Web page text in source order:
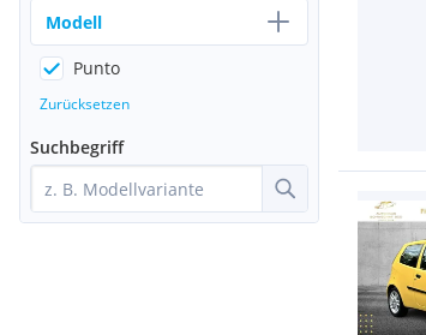
Modell
Punto
Zurücksetzen
Suchbegriff